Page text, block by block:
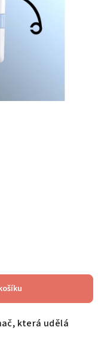
která udělá